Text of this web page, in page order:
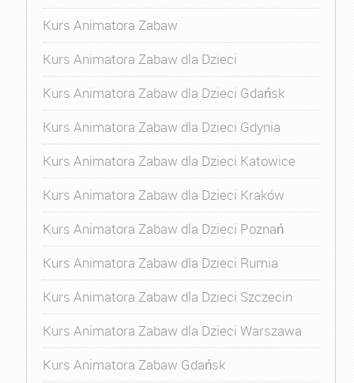
Kurs Animatora Zabaw
Kurs Animatora Zabaw dla Dzieci
Kurs Animatora Zabaw dla Dzieci Gdańsk
Kurs Animatora Zabaw dla Dzieci Gdynia
Kurs Animatora Zabaw dla Dzieci Katowice
Kurs Animatora Zabaw dla Dzieci Kraków
Kurs Animatora Zabaw dla Dzieci Poznań
Kurs Animatora Zabaw dla Dzieci Rumia
Kurs Animatora Zabaw dla Dzieci Szczecin
Kurs Animatora Zabaw dla Dzieci Warszawa
Kurs Animatora Zabaw Gdańsk